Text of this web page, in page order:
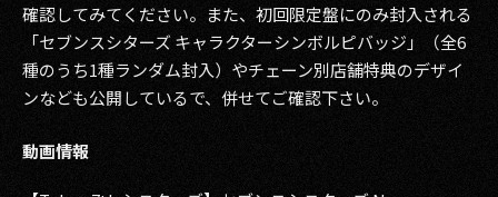
2009
確認してみてください。また、初回限定盤にのみ封入される
「セブンスシターズ キャラクターシンボルピバッジ」（全6
種のうち1種ランダム封入）やチェーン別店舗特典のデザイ
ンなども公開しているで、併せてご確認下さい。
動画情報